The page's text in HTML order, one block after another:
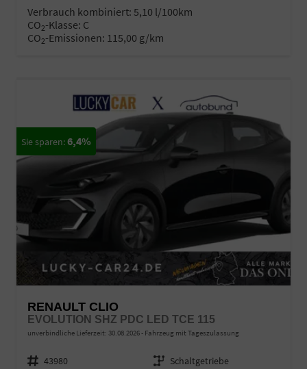
Verbrauch kombiniert: 5,10 l/100km
CO2-Klasse: C
CO2-Emissionen: 115,00 g/km
6,4%
RENAULT CLIO
EVOLUTION SHZ PDC LED TCE 115
unverbindliche Lieferzeit: 30.08.2026 Fahrzeug mit Tageszulassung
Fahrzeugnr. 43980 Getriebe Schaltgetriebe